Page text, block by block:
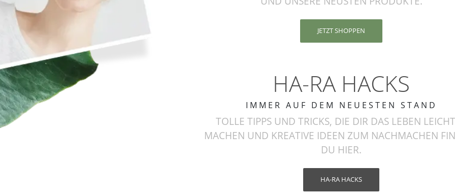
JETZT SHOPPEN
HA-RA HACKS
IMMER AUF DEM NEUESTEN STAND
TOLLE TIPPS UND TRICKS, DIE DIR DAS LEBEN
MACHEN UND KREATIVE IDEEN ZUM NACHMACHEN
DU HIER.
HA-RA HACKS